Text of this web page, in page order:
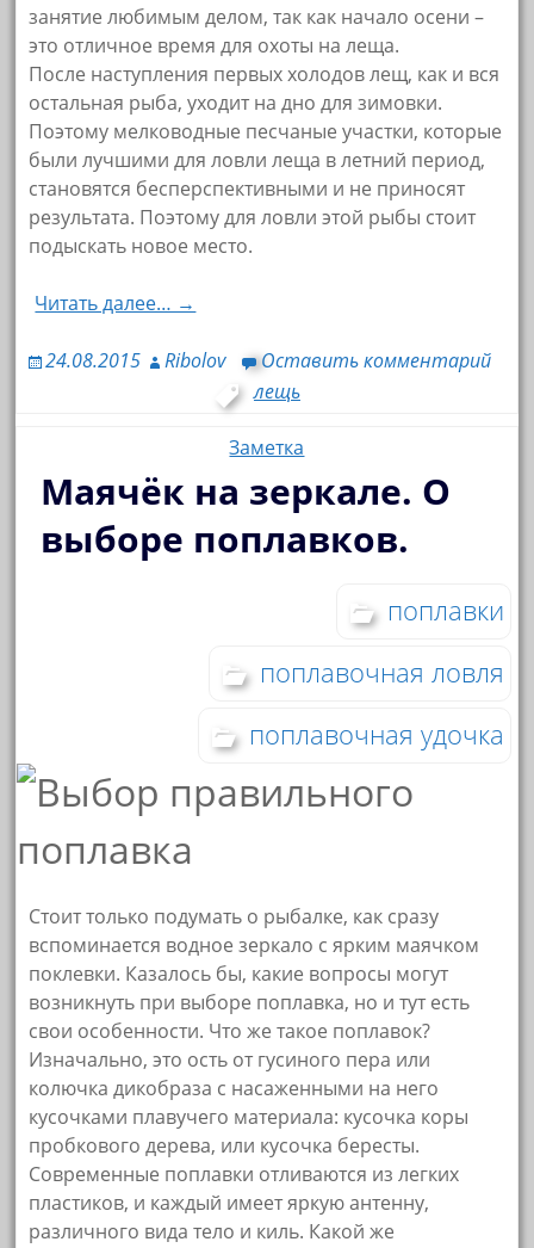
занятие любимым делом, так как начало осени –
это отличное время для охоты на леща.
После наступления первых холодов лещ, как и вся
остальная рыба, уходит на дно для зимовки.
Поэтому мелководные песчаные участки, которые
были лучшими для ловли леща в летний период,
становятся бесперспективными и не приносят
результата. Поэтому для ловли этой рыбы стоит
подыскать новое место.
Читать далее… →
24.08.2015 Ribolov
Оставить комментарий
лещь
Заметка
Маячёк на зеркале. О
выборе поплавков.
поплавки
поплавочная ловля
поплавочная удочка
Стоит только подумать о рыбалке, как сразу
вспоминается водное зеркало с ярким маячком
поклевки. Казалось бы, какие вопросы могут
возникнуть при выборе поплавка, но и тут есть
свои особенности. Что же такое поплавок?
Изначально, это ость от гусиного пера или
колючка дикобраза с насаженными на него
кусочками плавучего материала: кусочка коры
пробкового дерева, или кусочка бересты.
Современные поплавки отливаются из легких
пластиков, и каждый имеет яркую антенну,
различного вида тело и киль. Какой же